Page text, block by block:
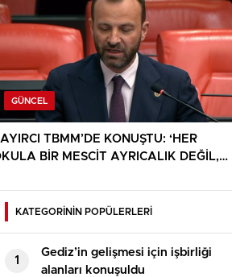
GÜNCEL
TBMM’DE KONUŞTU: ‘HER
BİR MESCİT AYRICALIK DEĞİL,
KATEGORİNİN POPÜLERLERİ
1
Gediz’in gelişmesi için işbirliği
alanları konuşuldu